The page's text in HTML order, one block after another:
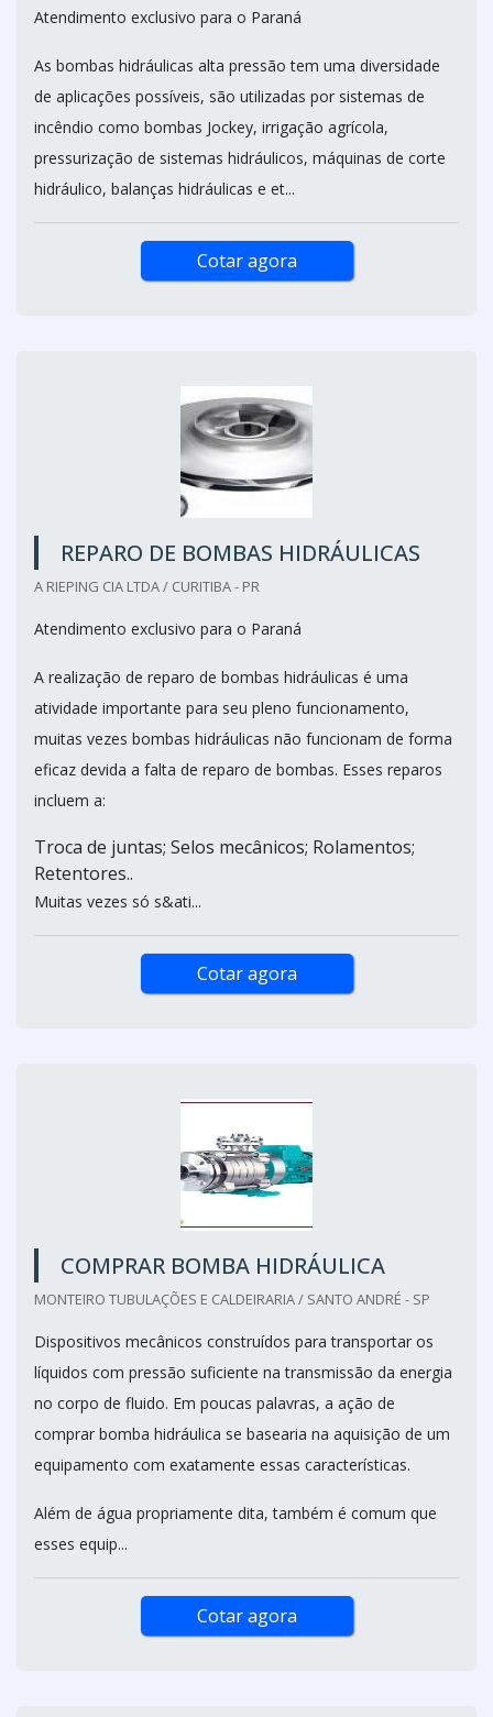
Atendimento exclusivo para o Paraná
As bombas hidráulicas alta pressão tem uma diversidade
de aplicações possíveis, são utilizadas por sistemas de
incêndio como bombas Jockey, irrigação agrícola,
pressurização de sistemas hidráulicos, máquinas de corte
hidráulico, balanças hidráulicas e et...
Cotar agora
REPARO DE BOMBAS HIDRÁULICAS
A RIEPING CIA LTDA / CURITIBA - PR
Atendimento exclusivo para o Paraná
A realização de reparo de bombas hidráulicas é uma
atividade importante para seu pleno funcionamento,
muitas vezes bombas hidráulicas não funcionam de forma
eficaz devida a falta de reparo de bombas. Esses reparos
incluem a:
Troca de juntas; Selos mecânicos; Rolamentos;
Retentores..
Muitas vezes só s&ati...
Cotar agora
COMPRAR BOMBA HIDRÁULICA
MONTEIRO TUBULAÇÕES E CALDEIRARIA / SANTO ANDRÉ - SP
Dispositivos mecânicos construídos para transportar os
líquidos com pressão suficiente na transmissão da energia
no corpo de fluido. Em poucas palavras, a ação de
comprar bomba hidráulica se basearia na aquisição de um
equipamento com exatamente essas características.
Além de água propriamente dita, também é comum que
esses equip...
Cotar agora